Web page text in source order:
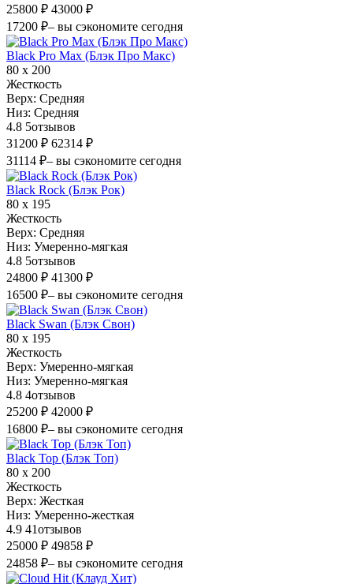
25800 ₽ 43000 ₽
17200 ₽– вы сэкономите сегодня
Black Pro Max (Блэк Про Макс)
80 х 200
Жесткость
Верх: Средняя
Низ: Средняя
4.8 5отзывов
31200 ₽ 62314 ₽
31114 ₽– вы сэкономите сегодня
Black Rock (Блэк Рок)
80 х 195
Жесткость
Верх: Средняя
Низ: Умеренно-мягкая
4.8 5отзывов
24800 ₽ 41300 ₽
16500 ₽– вы сэкономите сегодня
Black Swan (Блэк Свон)
80 х 195
Жесткость
Верх: Умеренно-мягкая
Низ: Умеренно-мягкая
4.8 4отзывов
25200 ₽ 42000 ₽
16800 ₽– вы сэкономите сегодня
Black Top (Блэк Топ)
80 х 200
Жесткость
Верх: Жесткая
Низ: Умеренно-жесткая
4.9 41отзывов
25000 ₽ 49858 ₽
24858 ₽– вы сэкономите сегодня